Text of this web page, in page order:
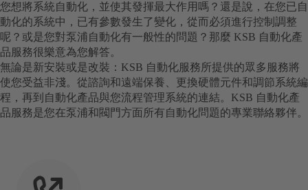
您想將系統自動化，並使其發揮最大作用嗎？還是說，在您已自
動化的系統中，已有參數發生了變化，從而必須進行控制調整
呢？或是您對泵浦自動化有一般性的問題？那麼 KSB 自動化產
品服務很樂意為您解答。
無論是新安裝或是改裝：KSB 自動化服務所提供的眾多服務將
使您受益非淺。從諮詢和遠端保養、更換硬體元件和調節系統編
程，再到自動化產品與您流程管理系統的連結。KSB 自動化產
品服務是您在泵浦和閥門方面所有自動化問題的專業聯絡夥伴。